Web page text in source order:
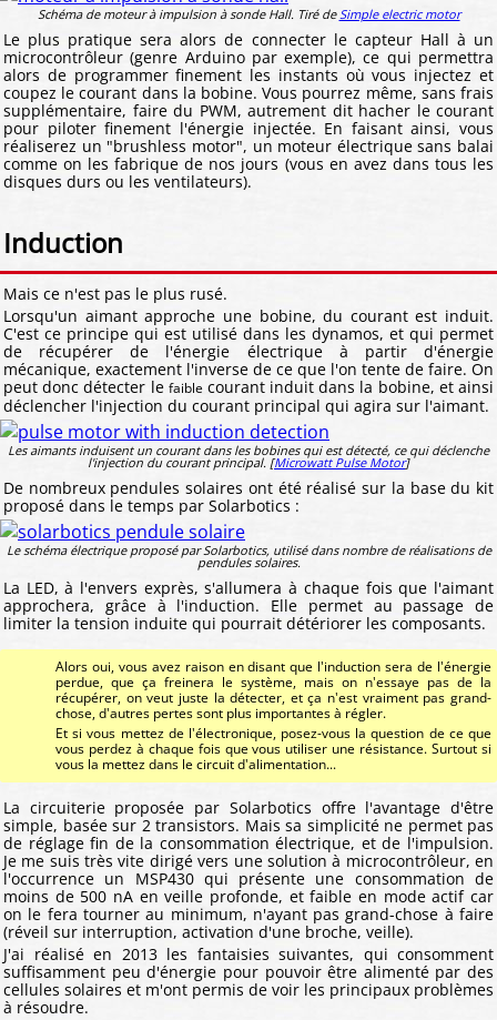
Schéma de moteur à impulsion à sonde Hall. Tiré deSimple electric motor
Le plus pratique sera alors de connecter le capteur Hall à un
microcontrôleur (genre Arduino par exemple), ce qui permettra
alors de programmer finement les instants où vous injectez et
coupez le courant dans la bobine. Vous pourrez même, sans frais
supplémentaire, faire du PWM, autrement dit hacher le courant
pour piloter finement l'énergie injectée. En faisant ainsi, vous
réaliserez un "brushless motor", un moteur électrique sans balai
comme on les fabrique de nos jours (vous en avez dans tous les
disques durs ou les ventilateurs).
Induction
Mais ce n'est pas le plus rusé.
Lorsqu'un aimant approche une bobine, du courant est induit.
C'est ce principe qui est utilisé dans les dynamos, et qui permet
de récupérer de l'énergie électrique à partir d'énergie
mécanique, exactement l'inverse de ce que l'on tente de faire. On
peut donc détecter le faiblecourant induit dans la bobine, et ainsi
déclencher l'injection du courant principal qui agira sur l'aimant.
Les aimants induisent un courant dans les bobines qui est détecté, ce qui déclenche
l'injection du courant principal. [Microwatt Pulse Motor]
De nombreux pendules solaires ont été réalisé sur la base du kit
proposé dans le temps par Solarbotics :
Le schéma électrique proposé par Solarbotics, utilisé dans nombre de réalisations de
pendules solaires.
La LED, à l'envers exprès, s'allumera à chaque fois que l'aimant
approchera, grâce à l'induction. Elle permet au passage de
limiter la tension induite qui pourrait détériorer les composants.
Alors oui, vous avez raison en disant que l'induction sera de l'énergie
perdue, que ça freinera le système, mais on n'essaye pas de la
récupérer, on veut juste la détecter, et ça n'est vraiment pas grand-
chose, d'autres pertes sont plus importantes à régler.
Et si vous mettez de l'électronique, posez-vous la question de ce que
vous perdez à chaque fois que vous utiliser une résistance. Surtout si
vous la mettez dans le circuit d'alimentation...
La circuiterie proposée par Solarbotics offre l'avantage d'être
simple, basée sur 2 transistors. Mais sa simplicité ne permet pas
de réglage fin de la consommation électrique, et de l'impulsion.
Je me suis très vite dirigé vers une solution à microcontrôleur, en
l'occurrence un MSP430 qui présente une consommation de
moins de 500 nA en veille profonde, et faible en mode actif car
on le fera tourner au minimum, n'ayant pas grand-chose à faire
(réveil sur interruption, activation d'une broche, veille).
J'ai réalisé en 2013 les fantaisies suivantes, qui consomment
suffisamment peu d'énergie pour pouvoir être alimenté par des
cellules solaires et m'ont permis de voir les principaux problèmes
à résoudre.